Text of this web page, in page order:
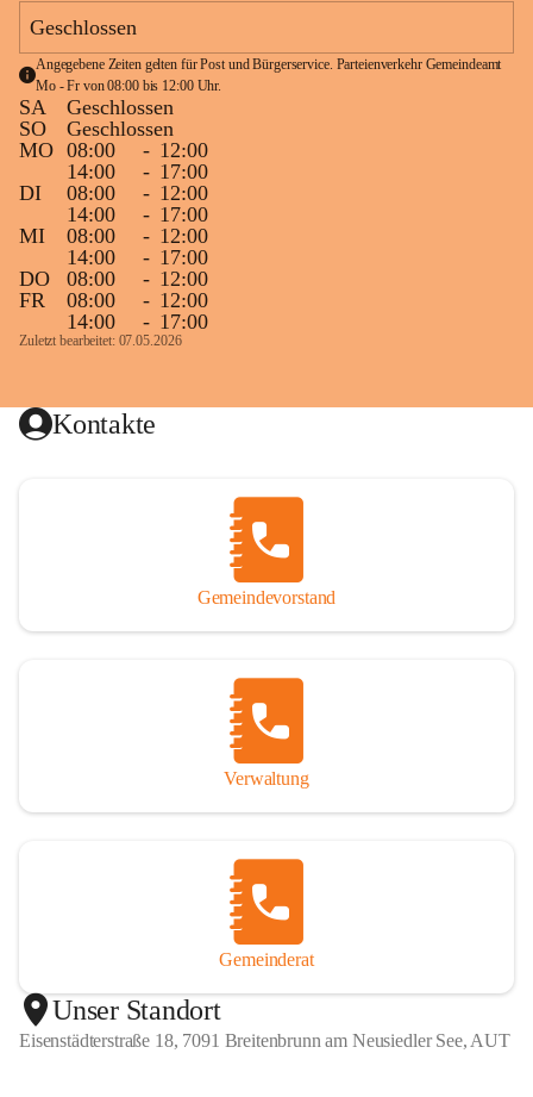
Geschlossen
Angegebene Zeiten gelten für Post und Bürgerservice. Parteienverkehr Gemeindeamt
Mo - Fr von 08:00 bis 12:00 Uhr.
SA
Geschlossen
SO
Geschlossen
MO 08:00 - 12:00
14:00
- 17:00
DI
08:00 - 12:00
14:00
- 17:00
MI
08:00 - 12:00
14:00
- 17:00
DO
08:00 - 12:00
FR
08:00 - 12:00
14:00
- 17:00
Zuletzt bearbeitet: 07.05.2026
Kontakte
Gemeindevorstand
Verwaltung
Gemeinderat
Unser Standort
Eisenstädterstraße 18, 7091 Breitenbrunn am Neusiedler See, AUT